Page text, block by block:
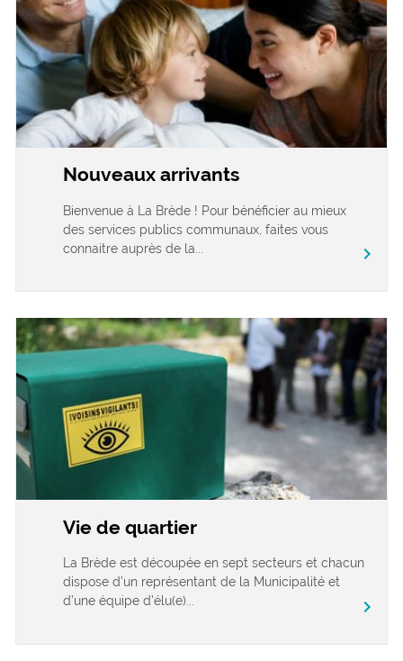
Nouveaux arrivants
Bienvenue à La Brède ! Pour bénéficier au mieux
des services publics communaux, faites vous
connaitre auprès de la...
chevron_right
Vie de quartier
La Brède est découpée en sept secteurs et chacun
dispose d’un représentant de la Municipalité et
d’une équipe d’élu(e)...
chevron_right